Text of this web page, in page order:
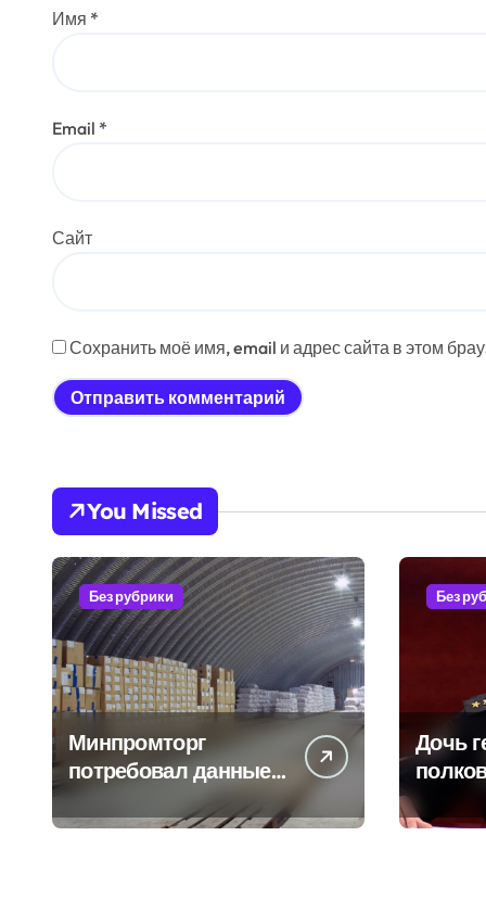
Имя *
Email *
Сайт
Сохранить моё имя, email и адрес сайта в этом
You Missed
Без рубрики
Минпромторг
потребовал данные
о складах с военной
продукцией:
Без
Дочь